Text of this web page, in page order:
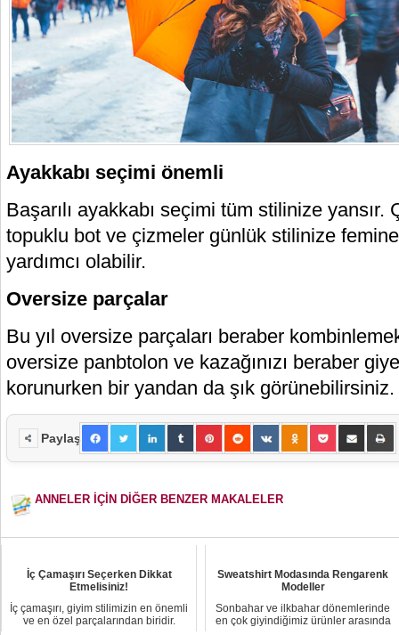
Ayakkabı seçimi önemli
Başarılı ayakkabı seçimi tüm stilinize
topuklu bot ve çizmeler günlük stilinize
yardımcı olabilir.
Oversize parçalar
Bu yıl oversize parçaları beraber
oversize panbtolon ve kazağınızı beraber
korunurken bir yandan da şık görünebilirsiniz.
Paylaş
ANNELER İÇİN DİĞER BENZER MAKALELER
İç Çamaşırı Seçerken Dikkat
Etmelisiniz!
İç çamaşırı, giyim stilimizin en önemli
ve en özel parçalarından biridir.
Sweatshirt Modasında Rengarenk
Modeller
Sonbahar ve ilkbahar dönemlerinde
en çok giyindiğimiz ürünler arasında